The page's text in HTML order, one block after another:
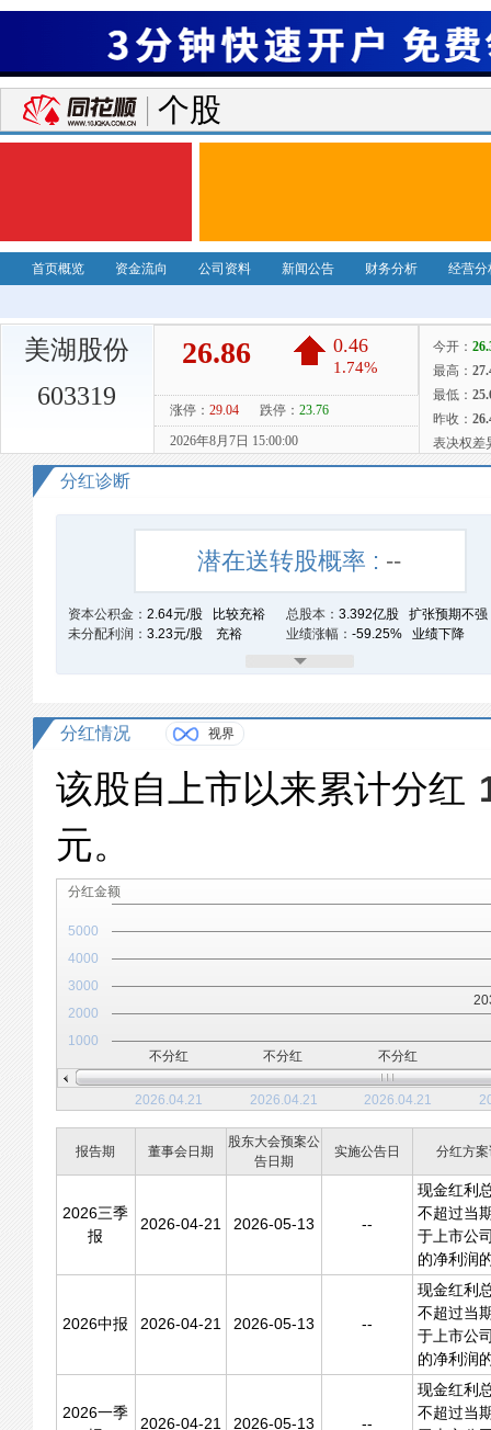
个股
首页概览 资金流向 公司资料 新闻公告 财务分析 经营分
美湖股份
603319